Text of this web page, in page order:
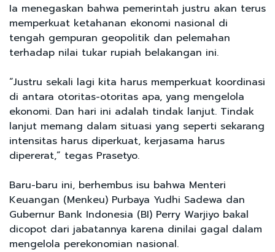
Ia menegaskan bahwa pemerintah justru akan terus
memperkuat ketahanan ekonomi nasional di
tengah gempuran geopolitik dan pelemahan
terhadap nilai tukar rupiah belakangan ini.
“Justru sekali lagi kita harus memperkuat koordinasi
di antara otoritas-otoritas apa, yang mengelola
ekonomi. Dan hari ini adalah tindak lanjut. Tindak
lanjut memang dalam situasi yang seperti sekarang
intensitas harus diperkuat, kerjasama harus
dipererat,” tegas Prasetyo.
Baru-baru ini, berhembus isu bahwa Menteri
Keuangan (Menkeu) Purbaya Yudhi Sadewa dan
Gubernur Bank Indonesia (BI) Perry Warjiyo bakal
dicopot dari jabatannya karena dinilai gagal dalam
mengelola perekonomian nasional.